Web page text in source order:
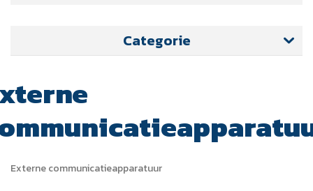
Categorie
Externe communicatieapparatuur